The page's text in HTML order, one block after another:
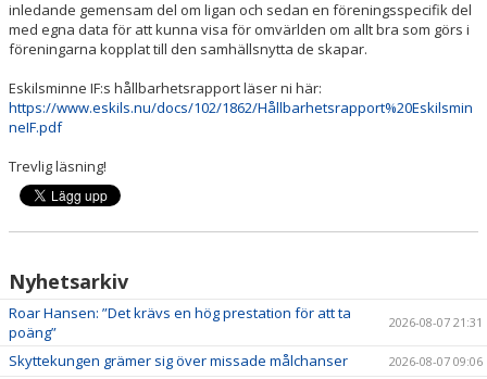
inledande gemensam del om ligan och sedan en föreningsspecifik del
med egna data för att kunna visa för omvärlden om allt bra som görs i
föreningarna kopplat till den samhällsnytta de skapar.
Eskilsminne IF:s hållbarhetsrapport läser ni här:
https://www.eskils.nu/docs/102/1862/Hållbarhetsrapport%20Eskilsmin
neIF.pdf
Trevlig läsning!
Nyhetsarkiv
Roar Hansen: ”Det krävs en hög prestation för att ta
poäng”
2026-08-07 21:31
Skyttekungen grämer sig över missade målchanser 2026-08-07 09:06